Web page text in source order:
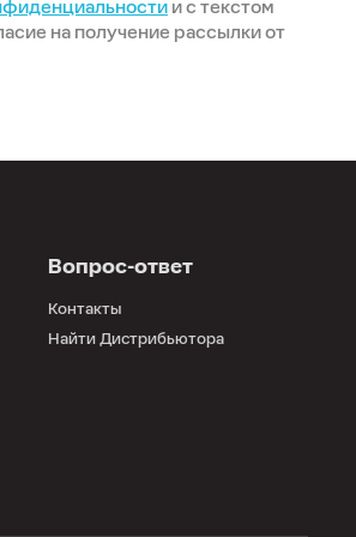
и с текстом
на получение рассылки от
Вопрос-ответ
Контакты
Найти Дистрибьютора